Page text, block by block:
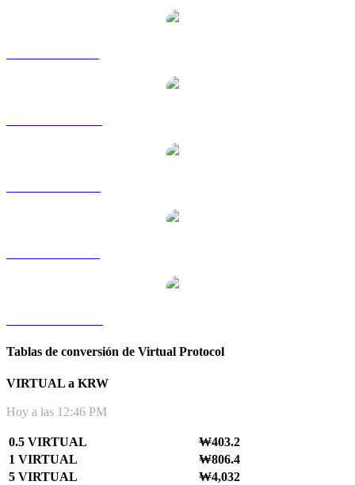
Tablas de conversión de Virtual Protocol
VIRTUAL a KRW
Hoy a las 12:46 PM
0.5 VIRTUAL
₩403.2
1 VIRTUAL
₩806.4
5 VIRTUAL
₩4,032